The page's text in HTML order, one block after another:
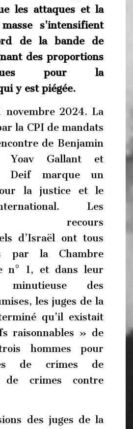
les attaques et la
s’intensifient
de la bande de
des proportions
pour la
y est piégée.
novembre 2024. La
la CPI de mandats
de Benjamin
Yoav Gallant et
Deif marque un
la justice et le
Les
recours
d’Israël ont tous
par la Chambre
n° 1, et dans leur
minutieuse des
les juges de la
qu’il existait
raisonnables » de
hommes pour
de crimes de
crimes contre
des juges de la